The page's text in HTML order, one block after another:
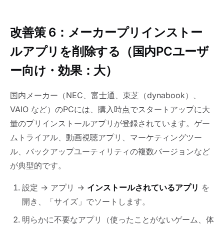
改善策 6：メーカープリインストー
ルアプリを削除する（国内PCユーザ
ー向け・効果：大）
国内メーカー（NEC、富士通、東芝（dynabook）、
VAIO など）のPCには、購入時点でスタートアップに大
量のプリインストールアプリが登録されています。ゲー
ムトライアル、動画視聴アプリ、マーケティングツー
ル、バックアップユーティリティの複数バージョンなど
が典型的です。
設定 → アプリ → インストールされているアプリ を
開き、「サイズ」でソートします。
明らかに不要なアプリ（使ったことがないゲーム、体